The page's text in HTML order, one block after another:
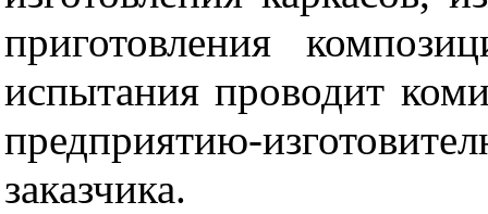
приготовления
испытания проводит
предприятию-
заказчика.